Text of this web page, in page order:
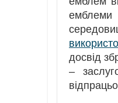
емблеми
досвід
–